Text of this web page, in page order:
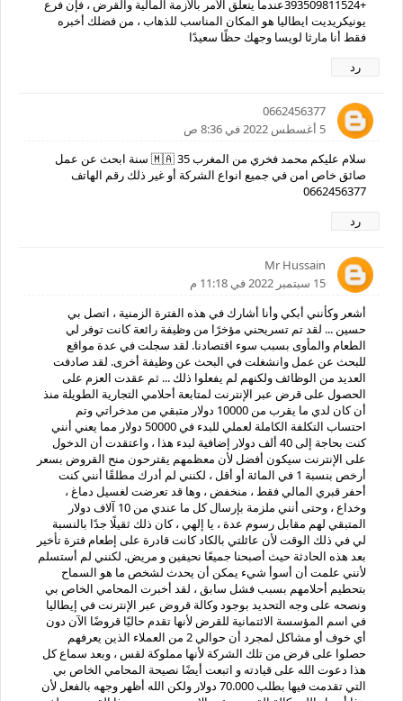
+393509811524عندما يتعلق الأمر بالأزمة المالية والقرض ، فإن فرع
يونيكريديت ايطاليا هو المكان المناسب للذهاب ، من فضلك أخبره
فقط أنا مارثا لويسا وجهك حظًا سعيدًا
رد
0662456377
5 أغسطس 2022 في 8:36 ص
سلام عليكم محمد فخري من المغرب 🇲🇦 35 سنة ابحث عن عمل
صائق خاص امن في جميع انواع الشركة أو غير ذلك رقم الهاتف
0662456377
رد
Mr Hussain
15 سبتمبر 2022 في 11:18 م
أشعر وكأنني أبكي وأنا أشارك في هذه الفترة الزمنية ، اتصل بي
حسين ... لقد تم تسريحني مؤخرًا من وظيفة رائعة كانت توفر لي
الطعام والمأوى بسبب سوء اقتصادنا. لقد سجلت في عدة مواقع
للبحث عن عمل وانشغلت في البحث عن وظيفة أخرى. لقد صادفت
العديد من الوظائف ولكنهم لم يفعلوا ذلك ... ثم عقدت العزم على
الحصول على قرض عبر الإنترنت لمتابعة أحلامي التجارية الطويلة منذ
أن كان لدي ما يقرب من 10000 دولار متبقي من مدخراتي وتم
احتساب التكلفة الكاملة لعملي للبدء في 50000 دولار مما يعني أنني
كنت بحاجة إلى 40 ألف دولار إضافية لبدء هذا ، واعتقدت أن الدخول
على الإنترنت سيكون أفضل لأن معظمهم يقترحون منح القروض بسعر
أرخص بنسبة 1 في المائة أو أقل ، لكنني لم أدرك مطلقًا أنني كنت
أحفر قبري المالي فقط ، منخفض ، وها قد تعرضت لغسيل دماغ ،
وخداع ، وحتى أنني ملزمة بإرسال كل ما عندي من 10 آلاف دولار
المتبقي لهم مقابل رسوم عدة ، يا إلهي ، كان ذلك ثقيلًا جدًا بالنسبة
لي في ذلك الوقت لأن عائلتي بالكاد كانت قادرة على إطعام فترة تأخير
بعد هذه الحادثة حيث أصبحنا جميعًا نحيفين و مريض. لكنني لم أستسلم
لأنني علمت أن أسوأ شيء يمكن أن يحدث لشخص ما هو السماح
بتحطيم أحلامهم بسبب فشل سابق ، لقد أخبرت المحامي الخاص بي
ونصحه على وجه التحديد بوجود وكالة قروض عبر الإنترنت في إيطاليا
في اسم المؤسسة الائتمانية للقرض لأنها تقدم حاليًا قروضًا الآن دون
أي خوف أو مشاكل لمجرد أن حوالي 2 من العملاء الذين يعرفهم
حصلوا على قرض من تلك الشركة لأنها مملوكة لقس ، وبعد سماع كل
هذا دعوت الله على قيادته و اتبعت أيضًا نصيحة المحامي الخاص بي
التي تقدمت فيها بطلب 70.000 دولار ولكن الله أظهر وجهه بالفعل لأن